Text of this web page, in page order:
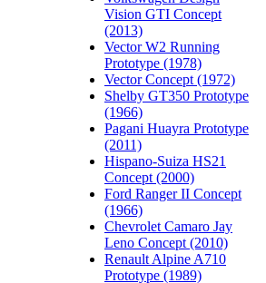
Vision GTI Concept
(2013)
Vector W2 Running
Prototype (1978)
Vector Concept (1972)
Shelby GT350 Prototype
(1966)
Pagani Huayra Prototype
(2011)
Hispano-Suiza HS21
Concept (2000)
Ford Ranger II Concept
(1966)
Chevrolet Camaro Jay
Leno Concept (2010)
Renault Alpine A710
Prototype (1989)